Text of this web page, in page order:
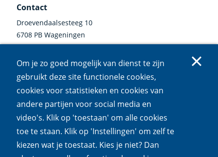
Om je zo goed mogelijk van dienst te zijn
gebruikt deze site functionele cookies,
cookies voor statistieken en cookies van
andere partijen voor social media en
video's. Klik op 'toestaan' om alle cookies
toe te staan. Klik op 'Instellingen' om zelf te
kiezen wat je toestaat. Kies je niet? Dan
Contact
Droevendaalsesteeg 10
6708 PB Wageningen
communicatie@nioo.knaw.nl
Volg ons
Linkedin
link)
Instagram
(externe
link)
Bluesky
link)
Facebook
link)
Mastodon
link)
Youtube
link)
Cookies Privacy Responsible disclosureToegankelijkheid